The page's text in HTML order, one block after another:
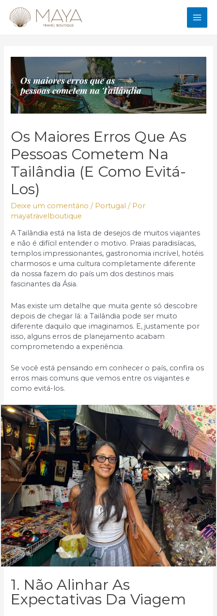
para
Os Maiores Erros Que As
Pessoas Cometem Na
Tailândia (e Como Evitá-
Los)
Deixe um comentário / Portugal / Por
mayatravelboutique
A Tailândia está na lista de desejos de muitos viajantes
e não é difícil entender o motivo. Praias paradisíacas,
templos impressionantes, gastronomia incrível, hotéis
charmosos e uma cultura completamente diferente
da nossa fazem do país um dos destinos mais
fascinantes da Ásia.
Mas existe um detalhe que muita gente só descobre
depois de chegar lá: a Tailândia pode ser muito
diferente daquilo que imaginamos. E, justamente por
isso, alguns erros de planejamento acabam
comprometendo a experiência.
Se você está pensando em conhecer o país, confira os
erros mais comuns que vemos entre os viajantes e
como evitá-los.
1. Não Alinhar As
Expectativas Da Viagem